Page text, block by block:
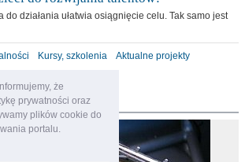
że
prywatności oraz
plików cookie do
portalu.
działania ułatwia osiągnięcie celu. Tak samo jest
Kursy, szkolenia
Aktualne projekty